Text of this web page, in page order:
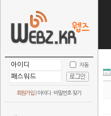
자동
회원가입 아이디 · 비밀번호 찾기